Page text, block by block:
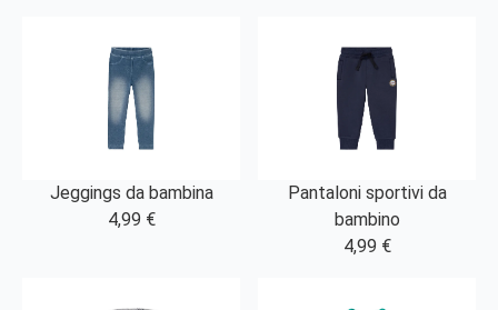
Jeggings da bambina
4,99 €
Pantaloni sportivi da
bambino
4,99 €